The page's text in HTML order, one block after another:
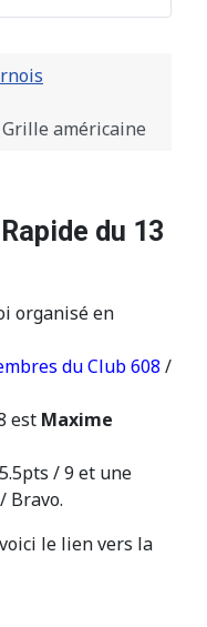
Grille américaine
du 13
organisé en
du Club 608 /
est Maxime
/ 9 et une
Bravo.
le lien vers la